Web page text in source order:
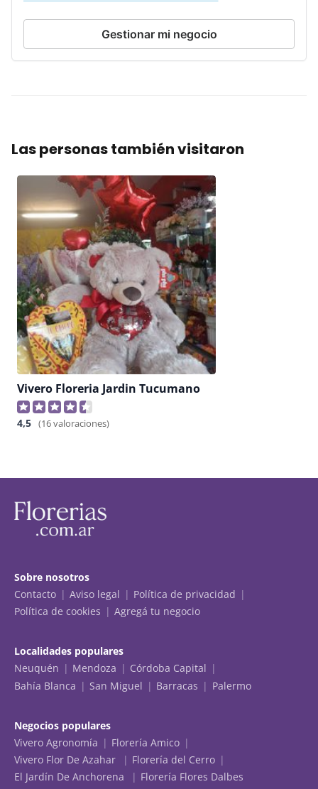
Gestionar mi negocio
Las personas también visitaron
Vivero Floreria Jardin Tucumano
4,5 (16 valoraciones)
Sobre nosotros
Contacto
Aviso legal
Política de privacidad
Política de cookies
Agregá tu negocio
Localidades populares
Neuquén
Mendoza
Córdoba Capital
Bahía Blanca
San Miguel Barracas Palermo
Negocios populares
Vivero Agronomía
Florería Amico
Vivero Flor De Azahar
Florería del Cerro
El Jardín De Anchorena
Florería Flores Dalbes